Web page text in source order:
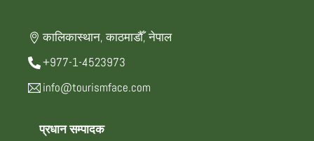
कालिकास्थान, काठमाडौँ, नेपाल
+977-1-4523973
info@tourismface.com
प्रधान सम्पादक